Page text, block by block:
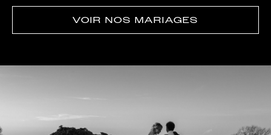
VOIR NOS MARIAGES